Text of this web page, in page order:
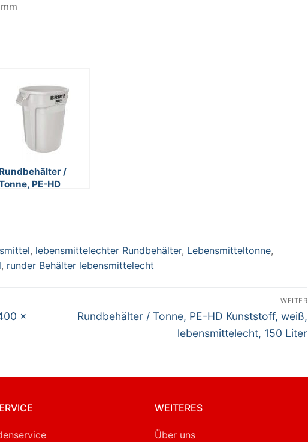
Rundbehälter /
PE-HD
, lebensmittelechter Rundbehälter, Lebensmitteltonne,
, runder Behälter lebensmittelecht
x
WEITER
Nächster
Rundbehälter / Tonne, PE-HD Kunststoff, weiß,
lebensmittelecht, 150 Liter
WEITERES
Über uns